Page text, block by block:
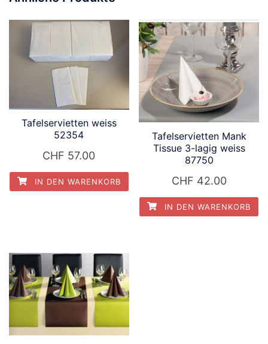
Tafelservietten weiss
52354
CHF 57.00
IN DEN WARENKORB
Tafelservietten Mank
Tissue 3-lagig weiss
87750
CHF 42.00
IN DEN WARENKORB